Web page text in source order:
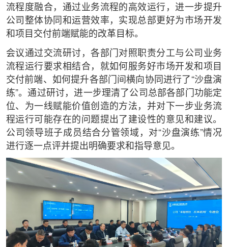
流程度融合，通过业务流程的高效运行，进一步提升
公司整体协同和运营效率，实现总部更好为市场开发
和项目交付前端赋能的改革目标。
会议通过交流研讨，各部门对照职责分工与公司业务
流程运行要求相结合，就如何服务好市场开发和项目
交付前端、如何提升各部门间横向协同进行了“沙盘演
练”。通过研讨，进一步理清了公司总部各部门功能定
位、为一线赋能价值创造的方法，并对下一步业务流
程运行可能存在的问题提出了建设性的意见和建议。
公司领导班子成员结合分管领域，对“沙盘演练”情况
进行逐一点评并提出明确要求和指导意见。